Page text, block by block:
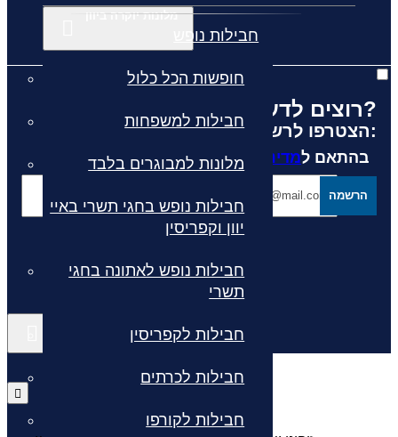
חבילות נופש
חופשות הכל כלול
חבילות למשפחות
מלונות למבוגרים בלבד
חבילות נופש בחגי תשרי באיי
יוון וקפריסין
חבילות נופש לאתונה בחגי
תשרי
חבילות לקפריסין
חבילות לכרתים
חבילות לקורפו
מלונות יוקרה ביוון
רוצים לדעת מה קורה לפני כולם?
הצטרפו לרשימת הדיוור שלנו:
בהתאם למדיניות הפרטיות המפורסמת באתר
הרשמה
קישורים נוספים